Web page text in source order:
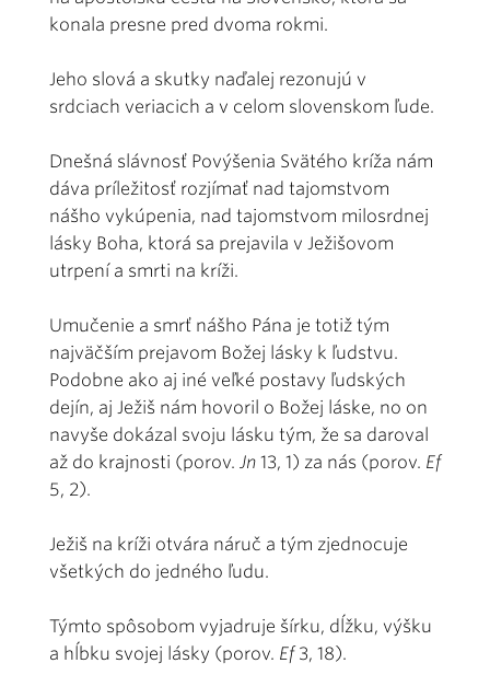
konala presne pred dvoma rokmi.
Jeho slová a skutky naďalej rezonujú v
srdciach veriacich a v celom slovenskom ľude.
Dnešná slávnosť Povýšenia Svätého kríža nám
dáva príležitosť rozjímať nad tajomstvom
nášho vykúpenia, nad tajomstvom milosrdnej
lásky Boha, ktorá sa prejavila v Ježišovom
utrpení a smrti na kríži.
Umučenie a smrť nášho Pána je totiž tým
najväčším prejavom Božej lásky k ľudstvu.
Podobne ako aj iné veľké postavy ľudských
dejín, aj Ježiš nám hovoril o Božej láske, no on
navyše dokázal svoju lásku tým, že sa daroval
až do krajnosti (porov. Jn 13, 1) za nás (porov. Ef
5, 2).
Ježiš na kríži otvára náruč a tým zjednocuje
všetkých do jedného ľudu.
Týmto spôsobom vyjadruje šírku, dĺžku, výšku
a hĺbku svojej lásky (porov. Ef3, 18).